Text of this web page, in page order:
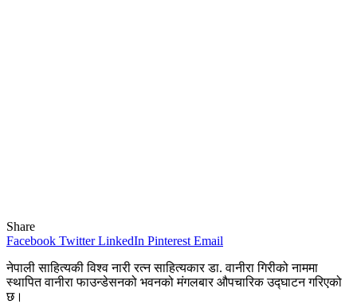
Share
Facebook Twitter LinkedIn Pinterest Email
नेपाली साहित्यकी विश्व नारी रत्न साहित्यकार डा. वानीरा गिरीको नाममा
स्थापित वानीरा फाउन्डेसनको भवनको मंगलबार औपचारिक उद्घाटन गरिएको
छ।